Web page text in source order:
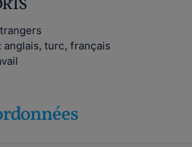
anglais, turc, français